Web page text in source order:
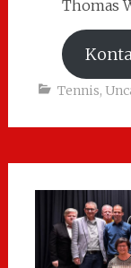
Thomas
Tennis,